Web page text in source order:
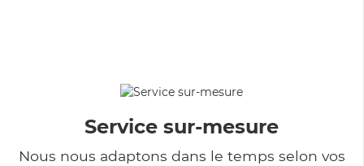
Service sur-mesure
Nous nous adaptons dans le temps selon vos